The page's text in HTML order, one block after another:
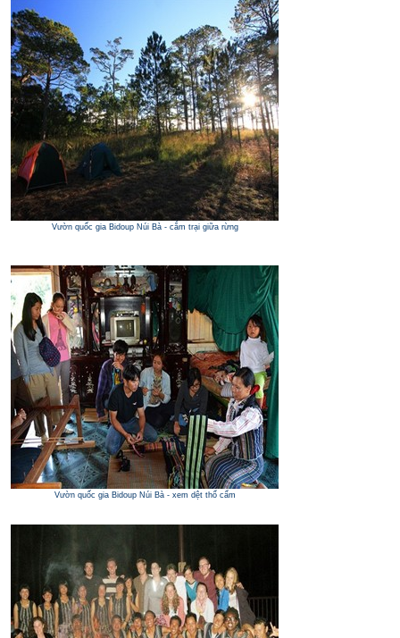
Vườn quốc gia Bidoup Núi Bà - cắm trại giữa rừng
Vườn quốc gia Bidoup Núi Bà - xem dệt thổ cẩm